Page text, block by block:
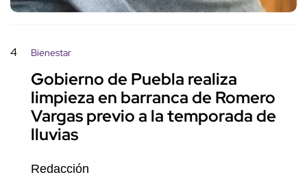
4 Bienestar
Gobierno de Puebla realiza
limpieza en barranca de Romero
Vargas previo a la temporada de
lluvias
Redacción